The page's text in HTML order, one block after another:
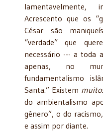
Acrescento que os
César são
“verdade” que
necessário --- a toda
apenas, no
fundamentalismo
Santa.” Existem
do ambientalismo
gênero”, o do
e assim por diante.